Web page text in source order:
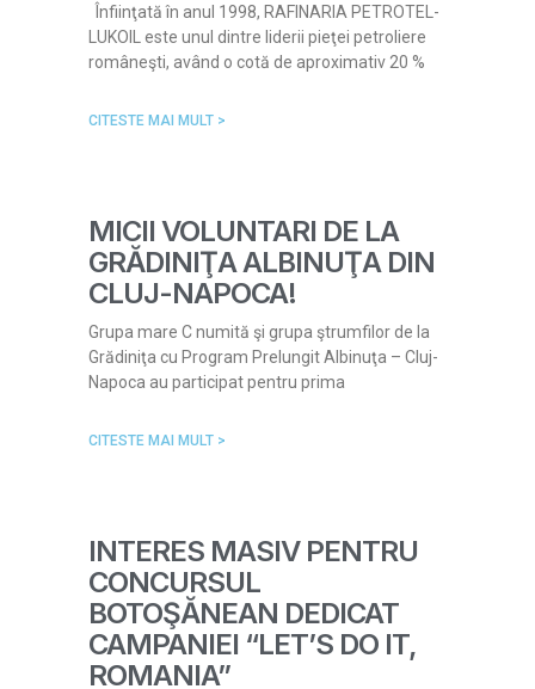
Înfiinţată în anul 1998, RAFINARIA PETROTEL-
LUKOIL este unul dintre liderii pieţei petroliere
româneşti, având o cotă de aproximativ 20 %
CITESTE MAI MULT >
MICII VOLUNTARI DE LA
GRĂDINIŢA ALBINUŢA DIN
CLUJ-NAPOCA!
Grupa mare C numită şi grupa ştrumfilor de la
Grădiniţa cu Program Prelungit Albinuţa – Cluj-
Napoca au participat pentru prima
CITESTE MAI MULT >
INTERES MASIV PENTRU
CONCURSUL
BOTOŞĂNEAN DEDICAT
CAMPANIEI “LET’S DO IT,
ROMANIA”